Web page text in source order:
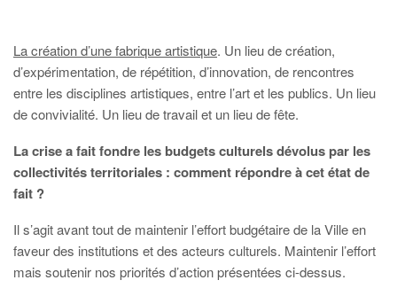
La création d’une fabrique artistique. Un lieu de création,
d’expérimentation, de répétition, d’innovation, de rencontres
entre les disciplines artistiques, entre l’art et les publics. Un lieu
de convivialité. Un lieu de travail et un lieu de fête.
La crise a fait fondre les budgets culturels dévolus par les
collectivités territoriales : comment répondre à cet état de
fait ?
Il s’agit avant tout de maintenir l’effort budgétaire de la Ville en
faveur des institutions et des acteurs culturels. Maintenir l’effort
mais soutenir nos priorités d’action présentées ci-dessus.